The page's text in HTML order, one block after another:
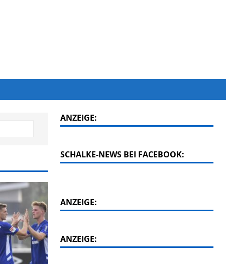
ANZEIGE:
SCHALKE-NEWS BEI FACEBOOK:
ANZEIGE:
ANZEIGE: